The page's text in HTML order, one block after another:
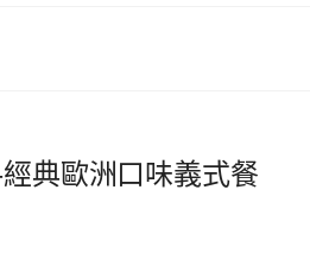
典歐洲口味義式餐